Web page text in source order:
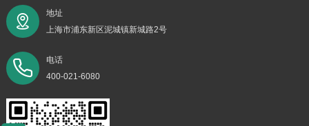
地址
上海市浦东新区泥城镇新城路2号
电话
400-021-6080